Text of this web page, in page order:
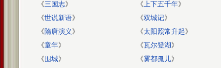
《三国志》 《 上下五千年》
《世说新语》 《双城记》
《隋唐演义》 《太阳照常升起》
《童年》 《瓦尔登湖》
《围城》 《雾都孤儿》